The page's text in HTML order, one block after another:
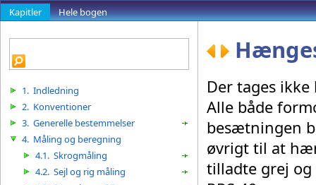
Kapitler Hele bogen
1. Indledning
2. Konventioner
3. Generelle bestemmelser
4. Måling og beregning
4.1. Skrogmåling
4.2. Sejl og rig måling
Der tages
Alle både
besætningen
øvrigt til at
tilladte grej